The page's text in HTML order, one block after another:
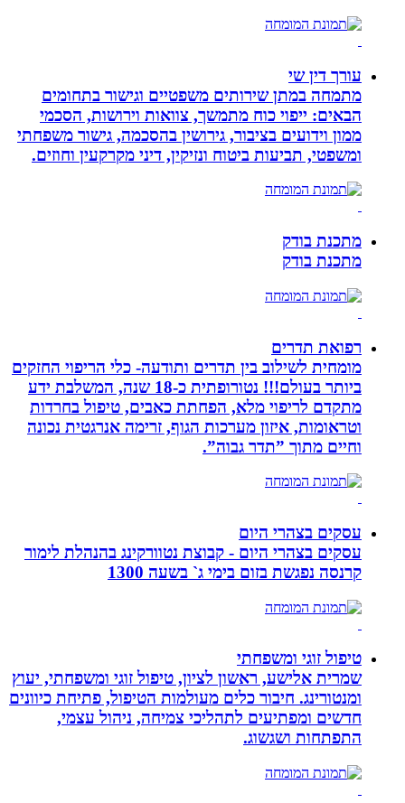
עורך דין שי
מתמחה במתן שירותים משפטיים וגישור בתחומים
הבאים: ייפוי כוח מתמשך, צוואות וירושות, הסכמי
ממון וידועים בציבור, גירושין בהסכמה, גישור משפחתי
ומשפטי, תביעות ביטוח ונזיקין, דיני מקרקעין וחוזים.
מתכנת בודק
מתכנת בודק
רפואת תדרים
מומחית לשילוב בין תדרים ותודעה- כלי הריפוי החזקים
ביותר בעולם!!! נטורופתית כ-18 שנה, המשלבת ידע
מתקדם לריפוי מלא, הפחתת כאבים, טיפול בחרדות
וטראומות, איזון מערכות הגוף, זרימה אנרגטית נכונה
וחיים מתוך ”תדר גבוה”.
עסקים בצהרי היום
עסקים בצהרי היום - קבוצת נטוורקינג בהנהלת לימור
קרנסה נפגשת בזום בימי ג` בשעה 1300
טיפול זוגי ומשפחתי
שמרית אלישע, ראשון לציון, טיפול זוגי ומשפחתי, יעוץ
ומנטורינג. חיבור כלים מעולמות הטיפול, פתיחת כיוונים
חדשים ומפתיעים לתהליכי צמיחה, ניהול עצמי,
התפתחות ושגשוג.